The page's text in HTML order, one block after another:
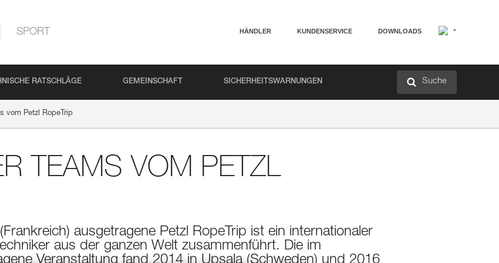
SPORT HÄNDLER KUNDENSERVICE DOWNLOADS
RATSCHLÄGE GEMEINSCHAFT SICHERHEITSWARNUNGEN Suche
vom Petzl RopeTrip
TEAMS VOM PETZL
ausgetragene Petzl RopeTrip ist ein internationaler
aus der ganzen Welt zusammenführt. Die im